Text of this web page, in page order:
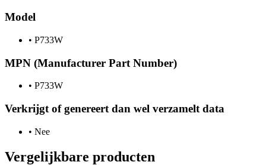
Model
• P733W
MPN (Manufacturer Part Number)
• P733W
Verkrijgt of genereert dan wel verzamelt data
• Nee
Vergelijkbare producten